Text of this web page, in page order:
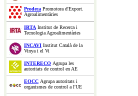
Prodeca Promotora d'Export.
Agroalimentàries
IRTA Institut de Recerca i
Tecnologia Agroalimentàries
INCAVI Institut Català de la
Vinya i el Vi
INTERECO Agrupa les
autoritats de control en AE
EOCC Agrupa autoritats i
organismes de control a l'UE